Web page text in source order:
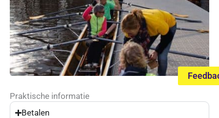
Praktische informatie
Betalen